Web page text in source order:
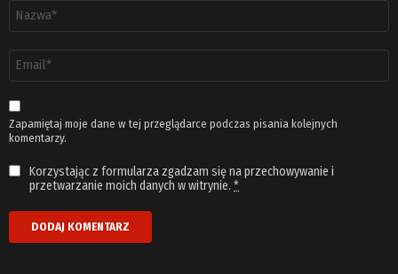
email
*
Zapamiętaj moje dane w tej przeglądarce podczas pisania kolejnych
komentarzy.
Korzystając z formularza zgadzam się na przechowywanie i
przetwarzanie moich danych w witrynie. *